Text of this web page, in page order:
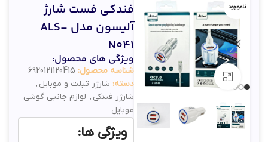
ناموجود
بزرگنمایی تصویر
فندکی فست شارژ
آلیسون مدل ALS-
N041
ویژگی های محصول:
شناسه محصول: 6920121120415
دسته: شارژر تبلت و موبایل ,
شارژر فندکی , لوازم جانبی گوشی
موبایل
ویژگی ها: